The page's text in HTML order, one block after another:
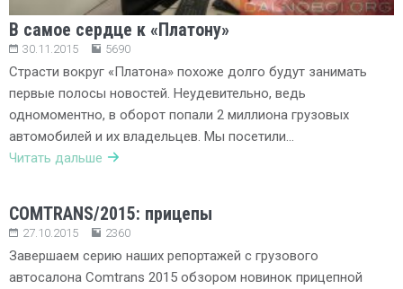
В самое сердце к «Платону»
30.11.2015 5690
Страсти вокруг «Платона» похоже долго будут занимать
первые полосы новостей. Неудевительно, ведь
одномоментно, в оборот попали 2 миллиона грузовых
автомобилей и их владельцев. Мы посетили…
Читать дальше
COMTRANS/2015: прицепы
27.10.2015 2360
Завершаем серию наших репортажей с грузового
автосалона Comtrans 2015 обзором новинок прицепной